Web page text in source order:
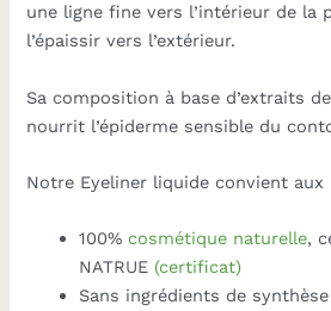
une ligne fine vers l’intérieur de la
l’épaissir vers l’extérieur.
Sa composition à base d’extraits
nourrit l’épiderme sensible du
Notre Eyeliner liquide convient
100%cosmétique naturelle,
NATRUE (certificat)
Sans ingrédients de